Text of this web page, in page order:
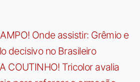
Onde assistir: Grêmio e
decisivo no Brasileiro
COUTINHO! Tricolor avalia